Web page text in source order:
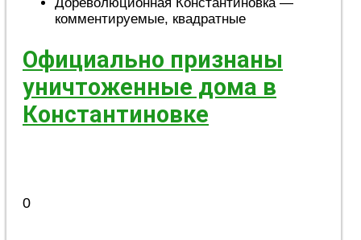
комментируемые, квадратные
Официально признаны
уничтоженные дома в
Константиновке
0